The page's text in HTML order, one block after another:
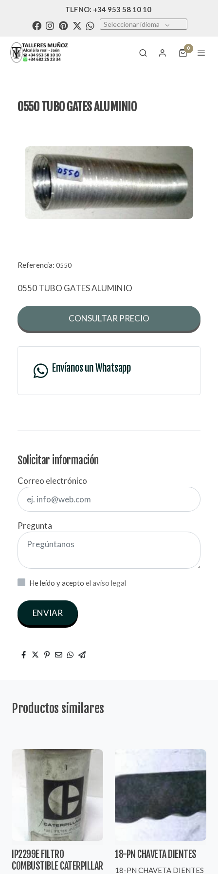
TLFNO: +34 953 58 10 10
Seleccionar idioma
0
0550 TUBO GATES ALUMINIO
Referencia: 0550
0550 TUBO GATES ALUMINIO
CONSULTAR PRECIO
Envíanos un Whatsapp
Solicitar información
Correo electrónico
Pregunta
He leído y acepto el aviso legal
ENVIAR
Productos similares
IP2299E FILTRO
COMBUSTIBLE CATERPILLAR
18-PN CHAVETA DIENTES
18-PN CHAVETA DIENTES